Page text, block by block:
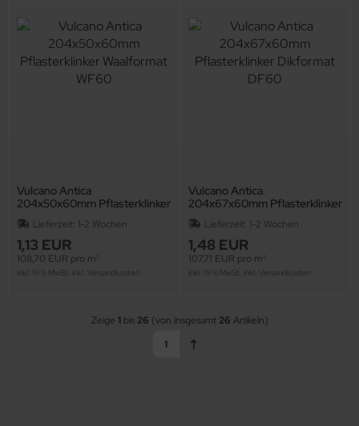
Vulcano Antica
204x50x60mm Pflasterklinker
Lieferzeit: 1-2 Wochen
1,13 EUR
108,70 EUR pro m²
inkl. 19 % MwSt. inkl. Versandkosten
Vulcano Antica
204x67x60mm Pflasterklinker
Lieferzeit: 1-2 Wochen
1,48 EUR
107,71 EUR pro m²
inkl. 19 % MwSt. inkl. Versandkosten
Zeige 1bis 26 (von insgesamt 26 Artikeln)
1